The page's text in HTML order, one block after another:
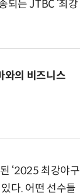
되는 JTBC ‘최강
와의 비즈니스
‘2025 최강야구
다. 어떤 선수들